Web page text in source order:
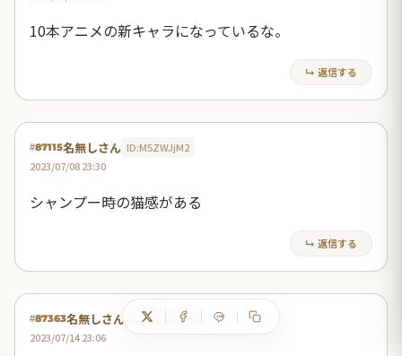
10本アニメの新キャラになっているな。
↳ 返信する
#87115名無しさん ID:M5ZWJjM2
2023/07/08 23:30
シャンプー時の猫感がある
↳ 返信する
#87363名無しさん
ID:JmZmJhNG
2023/07/14 23:06